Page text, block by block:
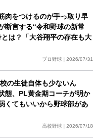
肉をつけるのが手っ取り早
断言する“令和野球の新常
は？「大谷翔平の存在も大
プロ野球 | 2026/07/31
の生徒自体も少ないん
態、PL黄金期コーチが明か
くてもいいから野球部があ
高校野球 | 2026/07/18